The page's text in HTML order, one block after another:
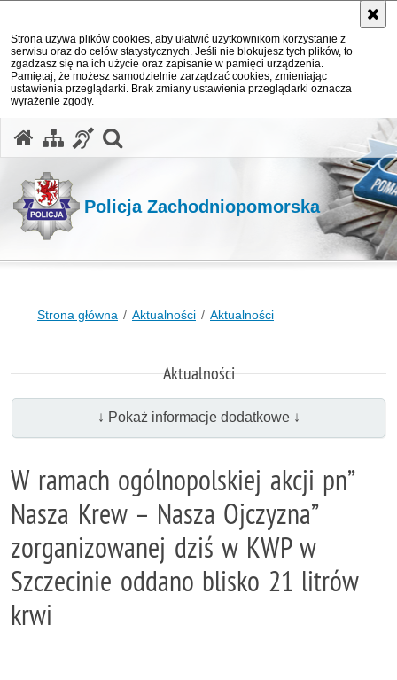
Strona używa plików cookies, aby ułatwić użytkownikom korzystanie z
serwisu oraz do celów statystycznych. Jeśli nie blokujesz tych plików, to
zgadzasz się na ich użycie oraz zapisanie w pamięci urządzenia.
Pamiętaj, że możesz samodzielnie zarządzać cookies, zmieniając
ustawienia przeglądarki. Brak zmiany ustawienia przeglądarki oznacza
wyrażenie zgody.
Policja Zachodniopomorska
Strona główna Aktualności Aktualności
Aktualności
↓ Pokaż informacje dodatkowe ↓
W ramach ogólnopolskiej akcji pn”
Nasza Krew – Nasza Ojczyzna”
zorganizowanej dziś w KWP w
Szczecinie oddano blisko 21 litrów
krwi